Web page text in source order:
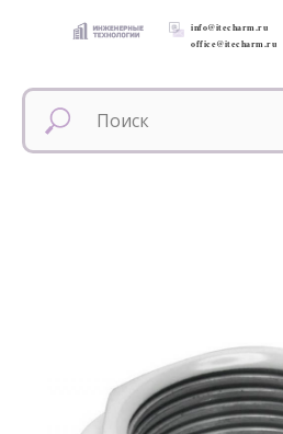
info@itecharm.ru
office@itecharm.ru